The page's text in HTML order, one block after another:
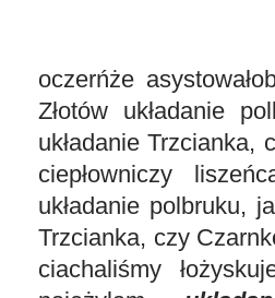
oczerńże
Złotów układanie
układanie Trzcianka,
ciepłowniczy
układanie polbruku,
Trzcianka, czy
ciachaliśmy